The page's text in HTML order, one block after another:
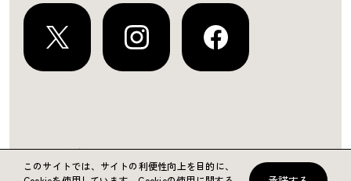
運営会社 プライバシーポリシー お問い合わせ
このサイトでは、サイトの利便性向上を目的に、